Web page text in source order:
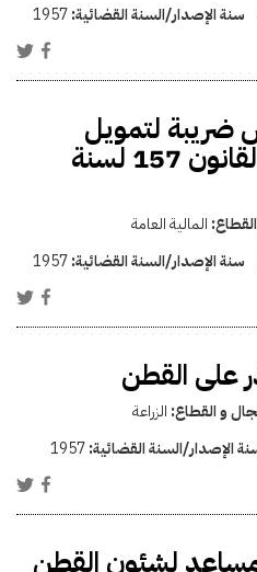
سنة الإصدار/السنة القضائية:1957
ضريبة لتمويل
للقطن المصرى بالقانون 157 لسنة
المالية العامة
سنة الإصدار/السنة القضائية:1957
على القطن
و القطاع: الزراعة
الإصدار/السنة القضائية:1957
مساعد لشئون القطن